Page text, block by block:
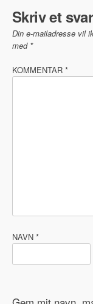
Skriv et svar
Din e-mailadresse vil
med *
KOMMENTAR *
NAVN *